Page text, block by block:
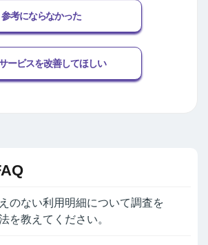
参考にならなかった
ービスを改善してほしい
のない利用明細について調査を
を教えてください。